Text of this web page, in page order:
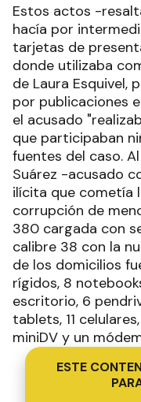
Estos actos -
hacía por
tarjetas de
donde utilizaba
de Laura Esquivel,
por publicaciones
el acusado
que participaban
fuentes del caso.
Suárez -acusado
ilícita que cometía
corrupción de
380 cargada con
calibre 38 con la
de los domicilios
rígidos, 8
escritorio, 6
tablets, 11
miniDV y un
ESTE